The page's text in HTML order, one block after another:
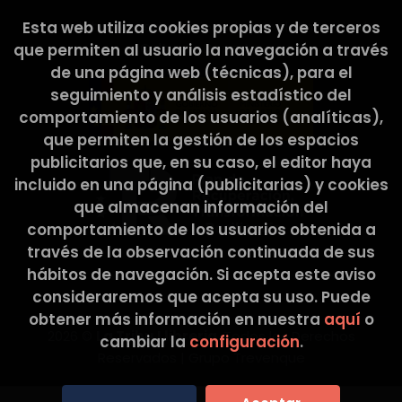
Esta web ha sido subvencionada por el Ministerio de
Cultura y Deporte.
La Tribu Llibreria. Todos los Derechos
Grupo Trevenque
Esta web utiliza cookies propias y de terceros
que permiten al usuario la navegación a través
de una página web (técnicas), para el
seguimiento y análisis estadístico del
comportamiento de los usuarios (analíticas),
que permiten la gestión de los espacios
publicitarios que, en su caso, el editor haya
incluido en una página (publicitarias) y cookies
que almacenan información del
comportamiento de los usuarios obtenida a
través de la observación continuada de sus
hábitos de navegación. Si acepta este aviso
consideraremos que acepta su uso. Puede
obtener más información en nuestra aquí o
cambiar la configuración.